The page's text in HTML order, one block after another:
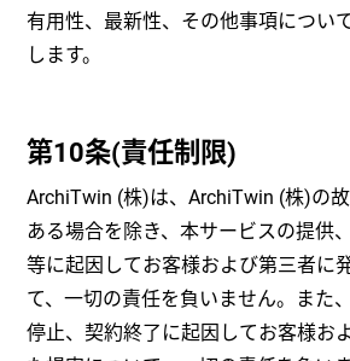
有用性、最新性、その他事項につい
します。
第10条(責任制限)
ArchiTwin (株)は、ArchiTwin (株)の
ある場合を除き、本サービスの提供
等に起因してお客様および第三者に
て、一切の責任を負いません。また
停止、契約終了に起因してお客様お